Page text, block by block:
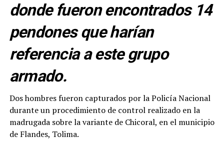
donde fueron encontrados 14
pendones que harían
referencia a este grupo
armado.
Dos hombres fueron capturados por la Policía Nacional
durante un procedimiento de control realizado en la
madrugada sobre la variante de Chicoral, en el municipio
de Flandes, Tolima.